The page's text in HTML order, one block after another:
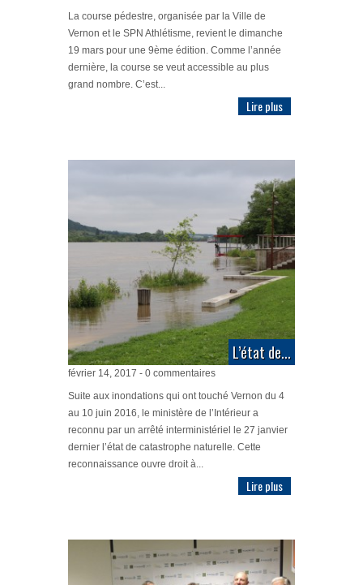
La course pédestre, organisée par la Ville de
Vernon et le SPN Athlétisme, revient le dimanche
19 mars pour une 9ème édition. Comme l’année
dernière, la course se veut accessible au plus
grand nombre. C’est...
Lire plus
L’état de...
février 14, 2017 - 0 commentaires
Suite aux inondations qui ont touché Vernon du 4
au 10 juin 2016, le ministère de l’Intérieur a
reconnu par un arrêté interministériel le 27 janvier
dernier l’état de catastrophe naturelle. Cette
reconnaissance ouvre droit à...
Lire plus